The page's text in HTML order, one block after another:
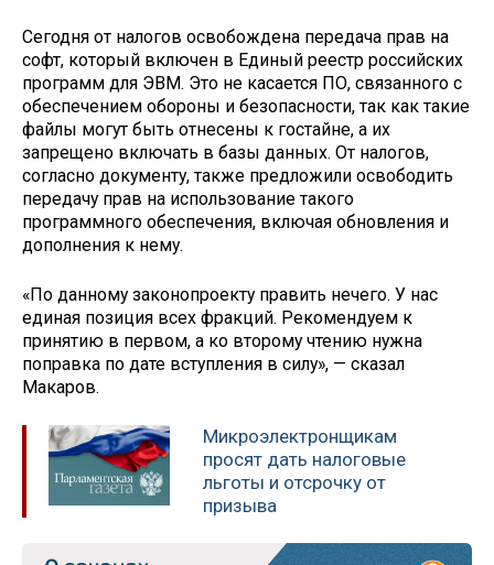
Сегодня от налогов освобождена передача прав на
софт, который включен в Единый реестр российских
программ для ЭВМ. Это не касается ПО, связанного с
обеспечением обороны и безопасности, так как такие
файлы могут быть отнесены к гостайне, а их
запрещено включать в базы данных. От налогов,
согласно документу, также предложили освободить
передачу прав на использование такого
программного обеспечения, включая обновления и
дополнения к нему.
«По данному законопроекту править нечего. У нас
единая позиция всех фракций. Рекомендуем к
принятию в первом, а ко второму чтению нужна
поправка по дате вступления в силу», — сказал
Макаров.
Микроэлектронщикам
просят дать налоговые
льготы и отсрочку от
призыва